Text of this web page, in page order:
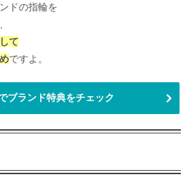
ドの指輪を
て
ですよ。
ブランド特典をチェック